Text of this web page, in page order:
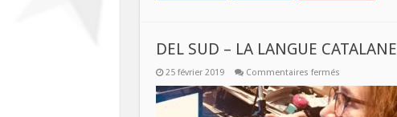
DEL SUD – LA LANGUE CATALANE
25 février 2019 Commentaires ferméssur
SUD
–
LA